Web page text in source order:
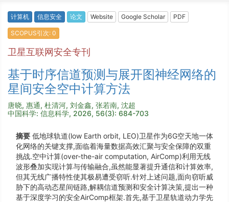
计算机 信息安全 论文 Website Google Scholar PDF
SCOPUS引次: 0
卫星互联网安全专刊
基于时序信道预测与展开图神经网络的
星间安全空中计算方法
唐晓, 惠通, 杜清河, 刘金鑫, 张若南, 沈超
中国科学: 信息科学, 2026, 56(3): 684-703
摘要 低地球轨道(low Earth orbit, LEO)卫星作为6G空天地一体
化网络的关键支撑,面临着海量数据高效汇聚与安全保障的双重
挑战.空中计算(over-the-air computation, AirComp)利用无线
波形叠加实现计算与传输融合,虽然能显著提升通信和计算效率,
但其无线广播特性使其极易遭受窃听.针对上述问题,面向窃听威
胁下的高动态星间链路,解耦信道预测和安全计算决策,提出一种
基于深度学习的安全AirComp框架.首先,基于卫星轨道动力学先